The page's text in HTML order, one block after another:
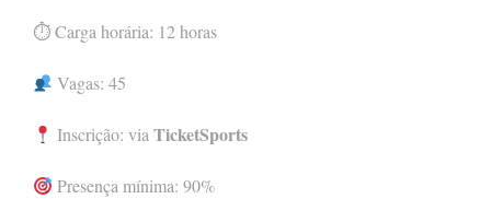
⏱ Carga horária: 12 horas
Vagas: 45
Inscrição: viaTicketSports
Presença mínima: 90%